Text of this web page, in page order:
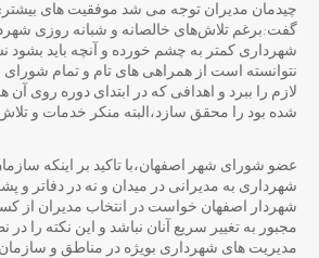
چیدمان مدیران توجه می شد موفقیت های
گفت:برغم تلاش‌های خالصانه و شبانه روزی
شهرداری کمتر به چشم خورده و آنچه باید بشود
نتوانسته است از همراهی های تام و تمام
لازم را ببرد و اهدافی که در ابتدای دوره روی آن
شده بود را محقق سازد،البته منکر خدمات و
عضو شورای شهر اصفهان،با تاکید بر اینکه
شهرداری به مدیرانی در میدان و نه در دفاتر و
شهردار اصفهان خواست در انتخاب مدیران از
مجبور به تغییر سریع آنان نباشد و این نکته را
مدیریت های شهرداری بویژه در مناطق و